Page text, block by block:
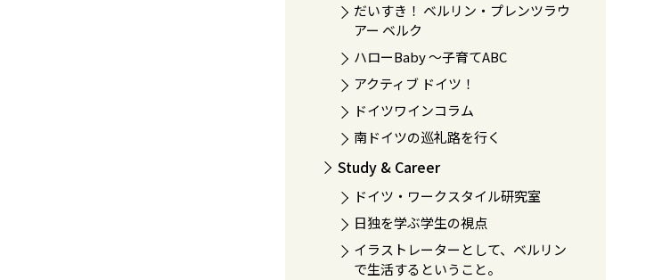
だいすき！ ベルリン・プレンツラウ
アー ベルク
ハローBaby 〜子育てABC
アクティブ ドイツ！
ドイツワインコラム
南ドイツの巡礼路を行く
Study & Career
ドイツ・ワークスタイル研究室
日独を学ぶ学生の視点
イラストレーターとして、ベルリン
で生活するということ。